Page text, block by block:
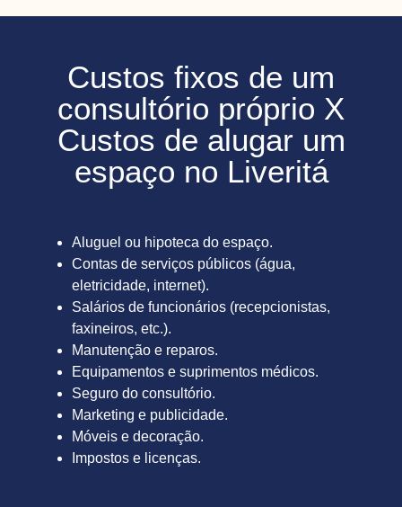
Custos fixos de um
consultório próprio X
Custos de alugar um
espaço no Liveritá
Aluguel ou hipoteca do espaço.
Contas de serviços públicos (água,
eletricidade, internet).
Salários de funcionários (recepcionistas,
faxineiros, etc.).
Manutenção e reparos.
Equipamentos e suprimentos médicos.
Seguro do consultório.
Marketing e publicidade.
Móveis e decoração.
Impostos e licenças.